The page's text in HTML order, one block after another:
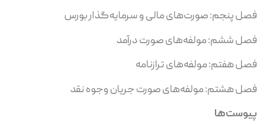
فصل پنجم: ‌صورت‌های مالی و سرمایه‌گذار بورس
فصل ششم: مولفه‌های صورت درآمد
فصل هفتم: مولفه‌های ترازنامه
فصل هشتم: مولفه‌های صورت جریان وجوه نقد
پیوست‌ها